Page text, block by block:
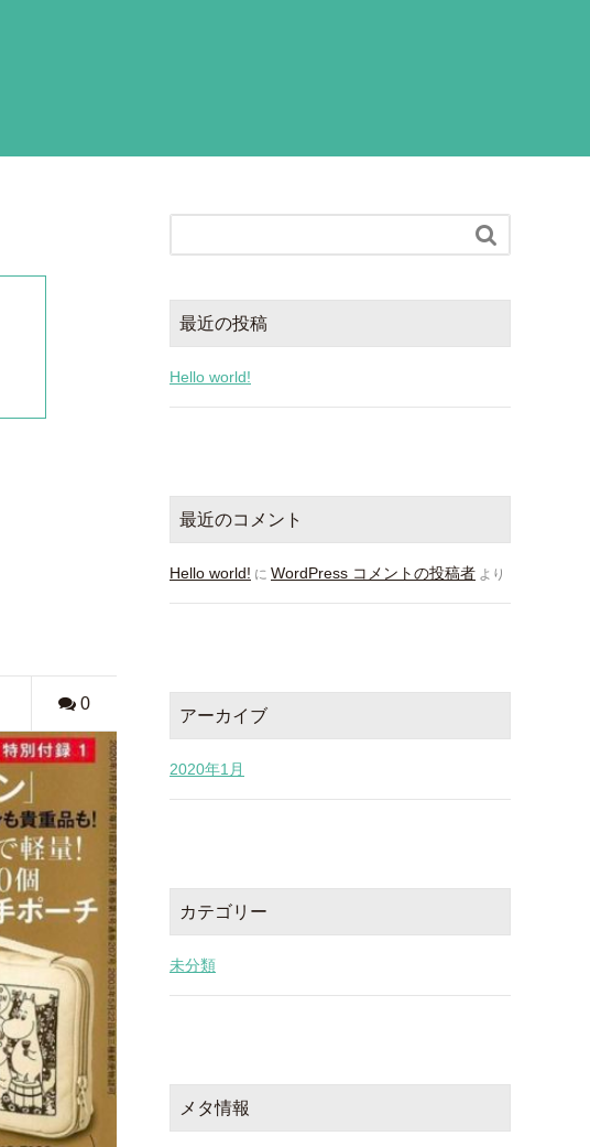
0

最近の投稿
Hello world!
最近のコメント
Hello world! に WordPress コメントの投稿者 より
アーカイブ
2020年1月
カテゴリー
未分類
メタ情報